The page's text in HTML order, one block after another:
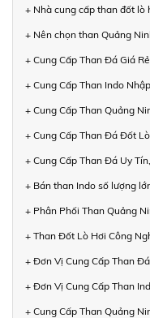
+ Nhà cung cấp than đốt lò
+ Nên chọn than Quảng
+ Cung Cấp Than Đá Giá
+ Cung Cấp Than Indo
+ Cung Cấp Than Quảng
+ Cung Cấp Than Đá Đốt
+ Cung Cấp Than Đá Uy
+ Bán than Indo số lượng
+ Phân Phối Than Quảng
+ Than Đốt Lò Hơi Công
+ Đơn Vị Cung Cấp Than
+ Đơn Vị Cung Cấp Than
+ Cung Cấp Than Quảng